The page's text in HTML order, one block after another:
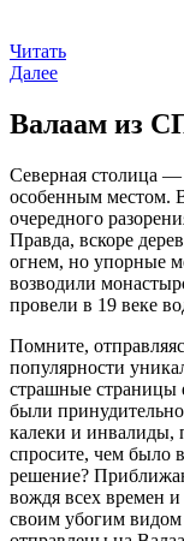
Читать
Далее
Валаам из
Северная столица
особенным местом.
очередного
Правда, вскоре
огнем, но упорные
возводили
провели в 19 веке
Помните,
популярности
страшные страницы
были
калеки и
спросите, чем было
решение?
вождя всех времен
своим убогим